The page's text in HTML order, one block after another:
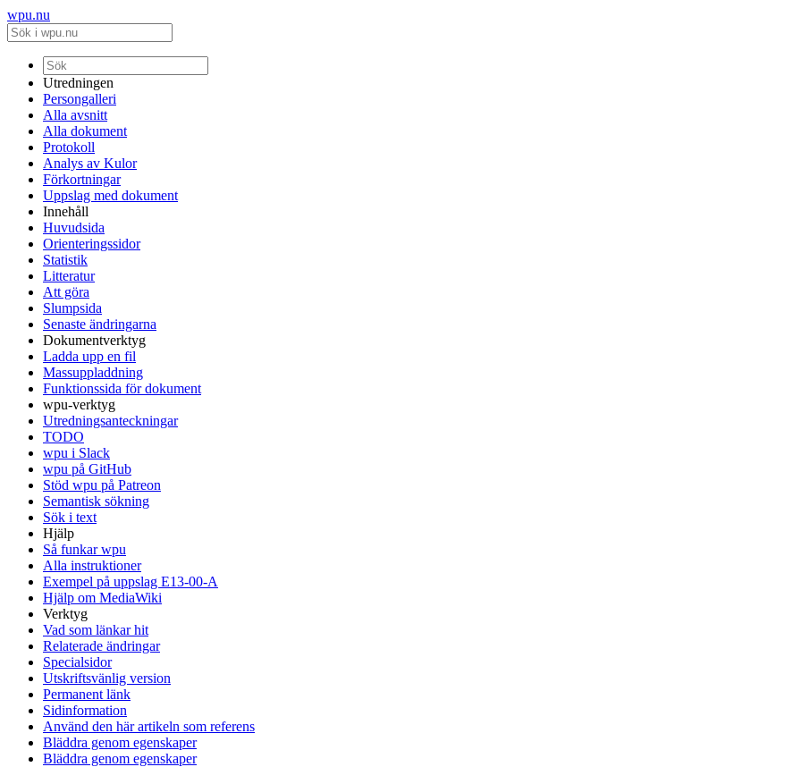
wpu.nu
Utredningen
Persongalleri
Alla avsnitt
Alla dokument
Protokoll
Analys av Kulor
Förkortningar
Uppslag med dokument
Innehåll
Huvudsida
Orienteringssidor
Statistik
Litteratur
Att göra
Slumpsida
Senaste ändringarna
Dokumentverktyg
Ladda upp en fil
Massuppladdning
Funktionssida för dokument
wpu-verktyg
Utredningsanteckningar
TODO
wpu i Slack
wpu på GitHub
Stöd wpu på Patreon
Semantisk sökning
Sök i text
Hjälp
Så funkar wpu
Alla instruktioner
Exempel på uppslag E13-00-A
Hjälp om MediaWiki
Verktyg
Vad som länkar hit
Relaterade ändringar
Specialsidor
Utskriftsvänlig version
Permanent länk
Sidinformation
Använd den här artikeln som referens
Bläddra genom egenskaper
Bläddra genom egenskaper